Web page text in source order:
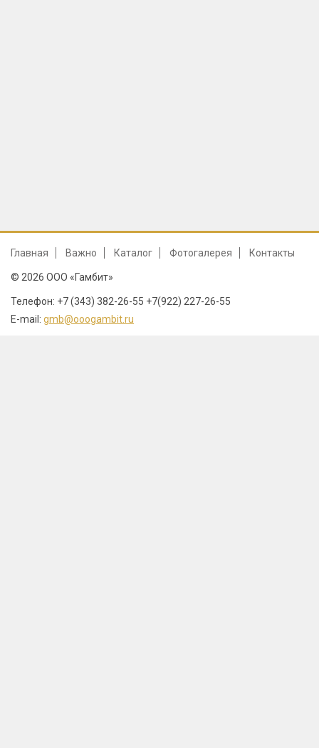
Главная Важно Каталог Фотогалерея Контакты
© 2026 ООО «Гамбит»
Телефон: +7 (343) 382-26-55 +7(922) 227-26-55
E-mail: gmb@ooogambit.ru